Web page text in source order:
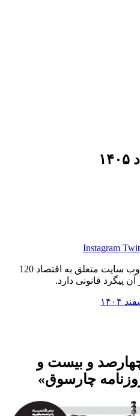
Instagram
تمامی حقوق مادی و معنوی این وب سایت متعلق به اقتصاد 120
پیگرد قانونی دارد.
اسفند| چهارصد و بیست و
چارسوق»